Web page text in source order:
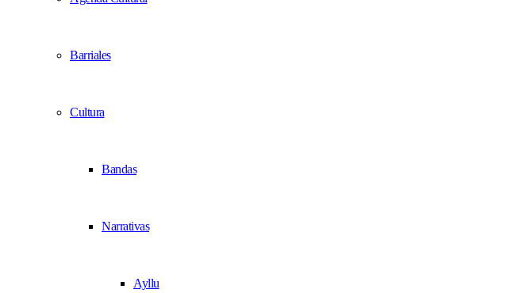
Barriales
Cultura
Bandas
Narrativas
Ayllu